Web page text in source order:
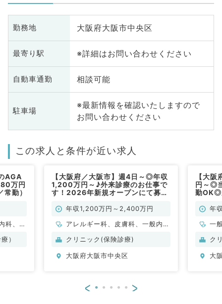
勤務地 大阪府大阪市中央区
最寄り駅 ※詳細はお問い合わせください
自動車通勤 相談可能
駐車場
※最新情報を確認いたしますので
お問い合わせください
この求人と条件が近い求人
AGA
万円
勤）
科、外
皮膚
）
【大阪府／大阪市】週4日～◎年収
1,200万円～♪外来診療のお仕事で
す！2026年新規オープンにて募集
ー科／常勤）
年収1,200万円～2,400万円
アレルギー科、皮膚科、一般内
科、その他
クリニック(保険診療)
大阪府大阪市中央区
【大
円～◎
勤OK◎
科／常
年
一
ク
大
< >